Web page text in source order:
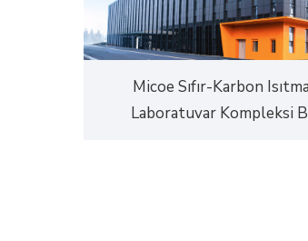
Micoe Sıfır-Karbon
Laboratuvar Kompleksi